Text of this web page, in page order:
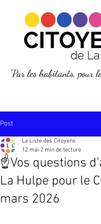
"Par les habitants, pour
Post
☝️Vos questions
La Hulpe pour le
mars 2026
La Liste des Citoyens
12 mai 2 min de lecture